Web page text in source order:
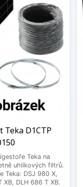
Teka D1CTP
Teka na
uhlíkových filtrů.
Teka: DSJ 980 X,
XB, DLH 686 T XB.